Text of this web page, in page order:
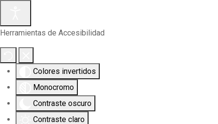
Herramientas de Accesibilidad
Colores invertidos
Monocromo
Contraste oscuro
Contraste claro